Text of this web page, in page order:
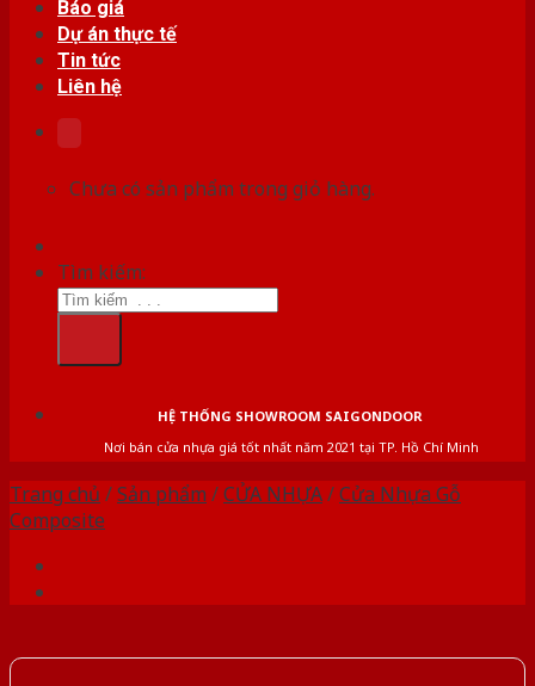
Báo giá
Dự án thực tế
Tin tức
Liên hệ
Chưa có sản phẩm trong giỏ hàng.
Tìm kiếm:
HỆ THỐNG SHOWROOM SAIGONDOOR
Nơi bán cửa nhựa giá tốt nhất năm 2021 tại TP. Hồ Chí Minh
Trang chủ /Sản phẩm /CỬA NHỰA/Cửa Nhựa Gỗ
Composite